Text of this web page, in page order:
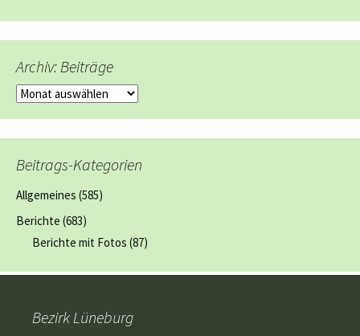
Archiv: Beiträge
Archiv:
Beitrags-Kategorien
Allgemeines (585)
Berichte (683)
Berichte mit Fotos (87)
Bezirk Lüneburg